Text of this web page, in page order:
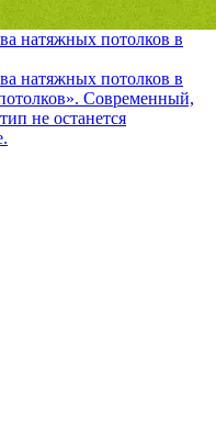
натяжных потолков в
натяжных потолков в
Современный,
не останется